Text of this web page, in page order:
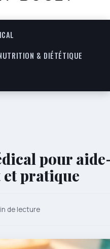
& DIÉTÉTIQUE
pour
et pratique
de lecture